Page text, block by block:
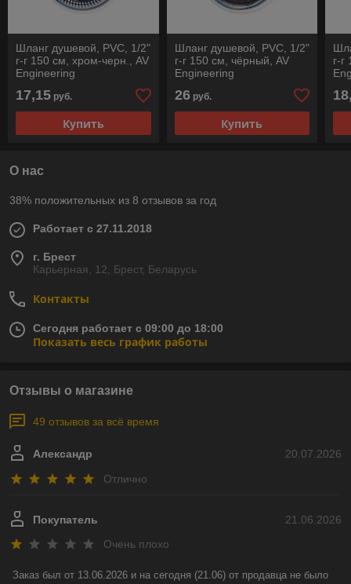
Шланг душевой, PVC, 1/2"
г-г 150 см, хром-черн., AV
Engineering
17,15 руб.
Купить
Шланг душевой, PVC, 1/2"
г-г 150 см, чёрный, AV
Engineering
26руб.
Купить
г-
О нас
38% положительных из 8 отзывов за год
Работает с 27.11.2018
г. Брест
Карьерная, 12, Брест, Беларусь
Контакты
Сегодня работает с 09:00 до 18:00
Показать весь график работы
Отзывы о магазине
49 отзывов за всё время
20.07.2026
Александр
Отлично
21.06.2026
Покупатель
Очень плохо
Заказ был от 13.06.2026 и на сегодня (21.06) от продавца не было